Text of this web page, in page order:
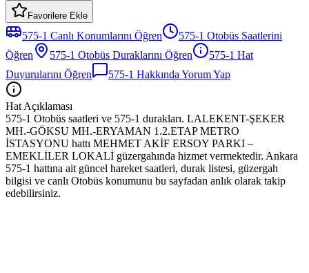
Favorilere Ekle
575-1 Canlı Konumlarını Öğren 575-1 Otobüs Saatlerini
Öğren
575-1 Otobüs Duraklarını Öğren 575-1 Hat
Duyurularını Öğren
575-1 Hakkında Yorum Yap
Hat Açıklaması
575-1 Otobüs saatleri ve 575-1 durakları. LALEKENT-ŞEKER
MH.-GÖKSU MH.-ERYAMAN 1.2.ETAP METRO
İSTASYONU hattı MEHMET AKİF ERSOY PARKI –
EMEKLİLER LOKALİ güzergahında hizmet vermektedir. Ankara
575-1 hattına ait güncel hareket saatleri, durak listesi, güzergah
bilgisi ve canlı Otobüs konumunu bu sayfadan anlık olarak takip
edebilirsiniz.